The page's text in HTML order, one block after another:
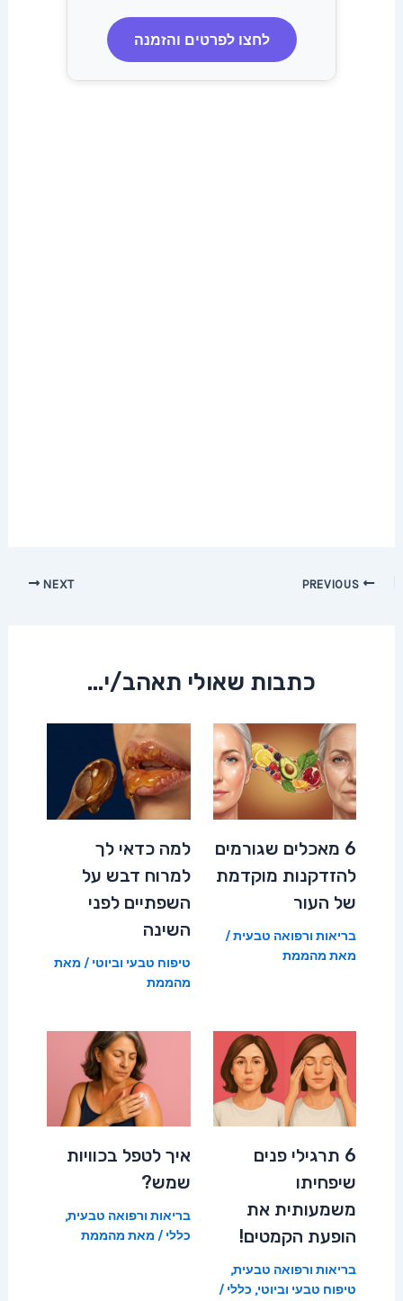
לחצו לפרטים והזמנה
Post
NEXT
כתבות שאולי תאהב/י...
6 מאכלים שגורמים
להזדקנות מוקדמת
של העור
בריאות ורפואה טבעית/
מאת מהממת
למה כדאי לך
למרוח דבש על
השפתיים לפני
השינה
טיפוח טבעי וביוטי / מאת
מהממת
6 תרגילי פנים
שיפחיתו
משמעותית את
הופעת הקמטים!
בריאות ורפואה טבעית,
טיפוח טבעי וביוטי, כללי /
איך לטפל בכוויות
שמש?
בריאות ורפואה טבעית,
כללי / מאת מהממת